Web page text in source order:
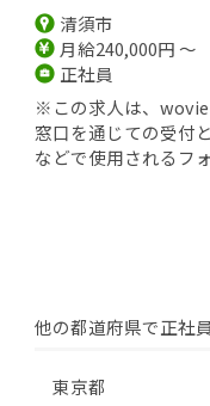
清須市
月給240,000円 ～
正社員
※この求人は、
窓口を通じての受付
などで使用されるフ
他の都道府県で正社
東京都